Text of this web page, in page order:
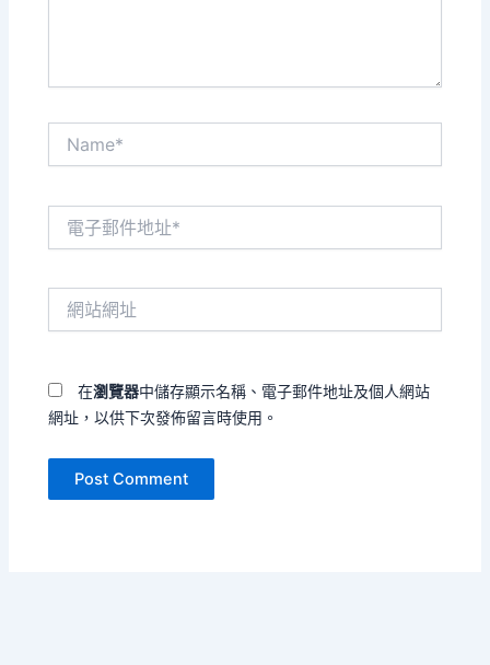
在瀏覽器中儲存顯示名稱、電子郵件地址及個人網站
網址，以供下次發佈留言時使用。